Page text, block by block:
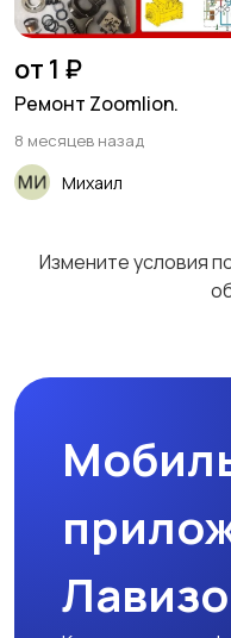
от 1 ₽
Ремонт Zoomlion.
8 месяцев назад
Михаил
Измените условия